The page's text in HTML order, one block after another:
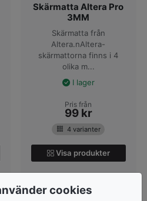
Skärmatta Altera Pro
3MM
Skärmatta från
Altera.nAltera-
skärmattorna finns i 4
olika m...
I lager
Pris från
99 kr
4 varianter
Visa produkter
cookies